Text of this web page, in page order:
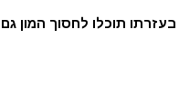
בעזרתו תוכלו לחסוך המון